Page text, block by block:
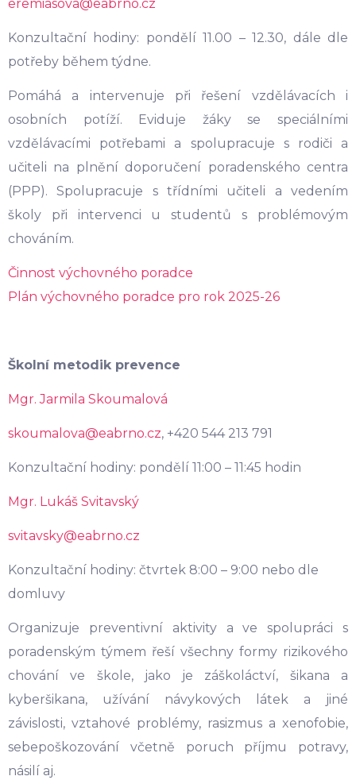
eremiasova@eabrno.cz
Konzultační hodiny: pondělí 11.00 – 12.30, dále dle
potřeby během týdne.
Pomáhá a intervenuje při řešení vzdělávacích i
osobních potíží. Eviduje žáky se speciálními
vzdělávacími potřebami a spolupracuje s rodiči a
učiteli na plnění doporučení poradenského centra
(PPP). Spolupracuje s třídními učiteli a vedením
školy při intervenci u studentů s problémovým
chováním.
Činnost výchovného poradce
Plán výchovného poradce pro rok 2025-26
Školní metodik prevence
Mgr. Jarmila Skoumalová
skoumalova@eabrno.cz, +420 544 213 791
Konzultační hodiny: pondělí 11:00 – 11:45 hodin
Mgr. Lukáš Svitavský
svitavsky@eabrno.cz
Konzultační hodiny: čtvrtek 8:00 – 9:00 nebo dle
domluvy
Organizuje preventivní aktivity a ve spolupráci s
poradenským týmem řeší všechny formy rizikového
chování ve škole, jako je záškoláctví, šikana a
kyberšikana, užívání návykových látek a jiné
závislosti, vztahové problémy, rasizmus a xenofobie,
sebepoškozování včetně poruch příjmu potravy,
násilí aj.